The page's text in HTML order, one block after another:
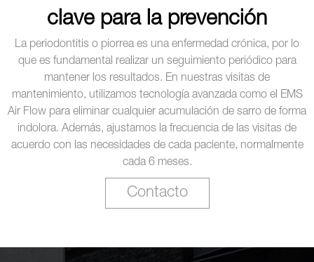
clave para la prevención
La periodontitis o piorrea es una enfermedad crónica, por lo
que es fundamental realizar un seguimiento periódico para
mantener los resultados. En nuestras visitas de
mantenimiento, utilizamos tecnología avanzada como el EMS
Air Flow para eliminar cualquier acumulación de sarro de forma
indolora. Además, ajustamos la frecuencia de las visitas de
acuerdo con las necesidades de cada paciente, normalmente
cada 6 meses.
Contacto